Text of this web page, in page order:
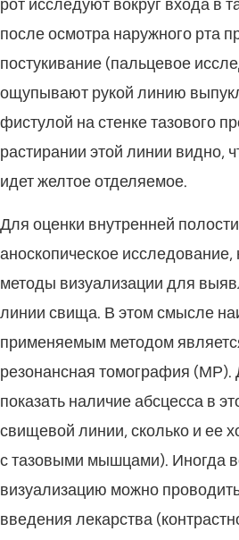
рот исследуют вокруг входа в
после осмотра наружного рта
постукивание (пальцевое
ощупывают рукой линию
фистулой на стенке тазового
растирании этой линии видно,
идет желтое отделяемое.
Для оценки внутренней
аноскопическое
методы визуализации для
линии свища. В этом смысле
применяемым методом
резонансная томография (МР).
показать наличие абсцесса в
свищевой линии, сколько и ее
с тазовыми мышцами). Иногда
визуализацию можно
введения лекарства